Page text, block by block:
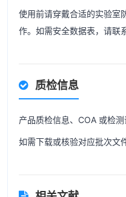
使用前请穿戴合适的实验室
作。如需安全数据表，请联
质检信息
产品质检信息、COA 或检测
如需下载或核验对应批次文